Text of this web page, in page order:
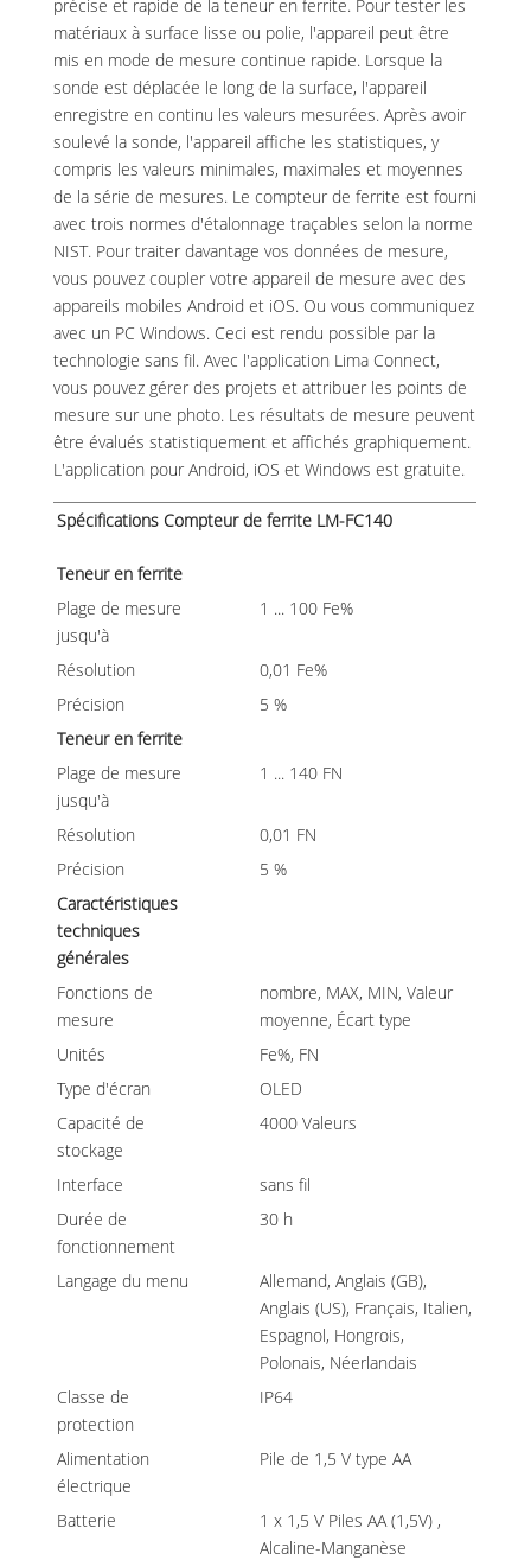
précise et rapide de la teneur en ferrite. Pour tester les
matériaux à surface lisse ou polie, l'appareil peut être
mis en mode de mesure continue rapide. Lorsque la
sonde est déplacée le long de la surface, l'appareil
enregistre en continu les valeurs mesurées. Après avoir
soulevé la sonde, l'appareil affiche les statistiques, y
compris les valeurs minimales, maximales et moyennes
de la série de mesures. Le compteur de ferrite est fourni
avec trois normes d'étalonnage traçables selon la norme
NIST. Pour traiter davantage vos données de mesure,
vous pouvez coupler votre appareil de mesure avec des
appareils mobiles Android et iOS. Ou vous communiquez
avec un PC Windows. Ceci est rendu possible par la
technologie sans fil. Avec l'application Lima Connect,
vous pouvez gérer des projets et attribuer les points de
mesure sur une photo. Les résultats de mesure peuvent
être évalués statistiquement et affichés graphiquement.
L'application pour Android, iOS et Windows est gratuite.
Spécifications Compteur de ferrite LM-FC140
Teneur en ferrite
Plage de mesure
jusqu'à
1 ... 100 Fe%
Résolution
0,01 Fe%
Précision
5 %
Teneur en ferrite
Plage de mesure
jusqu'à
1 ... 140 FN
Résolution
0,01 FN
Précision
5 %
Caractéristiques
techniques
générales
Fonctions de
mesure
nombre, MAX, MIN, Valeur
moyenne, Écart type
Unités
Fe%, FN
Type d'écran
OLED
Capacité de
stockage
4000 Valeurs
Interface
sans fil
Durée de
fonctionnement
30 h
Langage du menu
Allemand, Anglais (GB),
Anglais (US), Français, Italien,
Espagnol, Hongrois,
Polonais, Néerlandais
Classe de
protection
IP64
Alimentation
électrique
Pile de 1,5 V type AA
Batterie
1 x 1,5 V Piles AA (1,5V) ,
Alcaline-Manganèse